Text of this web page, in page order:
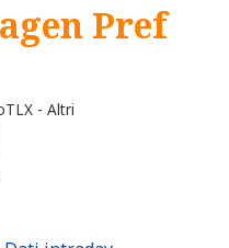
Pref
- Altri